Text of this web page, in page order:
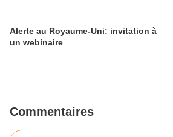
Alerte au Royaume-Uni: invitation à
un webinaire
Commentaires